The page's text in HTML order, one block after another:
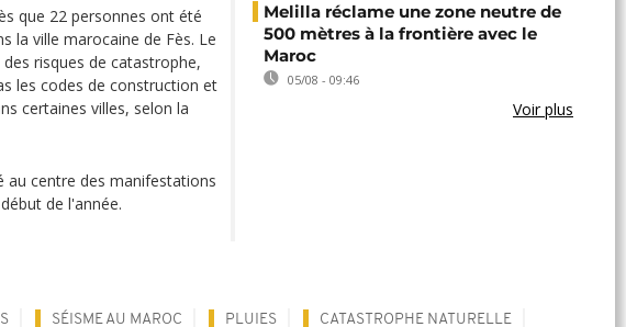
que 22 personnes ont été
la ville marocaine de Fès. Le
risques de catastrophe,
les codes de construction et
certaines villes, selon la
au centre des manifestations
de l'année.
Melilla réclame une zone neutre de
500 mètres à la frontière avec le
Maroc
05/08 - 09:46
Voir plus
SÉISME AU MAROC PLUIES CATASTROPHE NATURELLE